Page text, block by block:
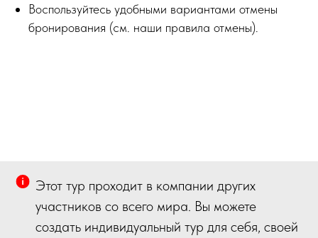
Воспользуйтесь удобными вариантами отмены
бронирования (см. наши правила отмены).
Этот тур проходит в компании других
участников со всего мира. Вы можете
создать индивидуальный тур для себя, своей